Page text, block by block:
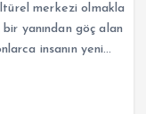
merkezi olmakla
yanından göç alan
insanın yeni…